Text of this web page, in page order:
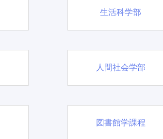
生活科学部
人間社会学部
図書館学課程